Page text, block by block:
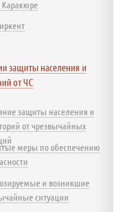
Каракюре
защиты населения и
от ЧС
защиты населения и
от чрезвычайных
меры по обеспечению
и возникшие
ситуации